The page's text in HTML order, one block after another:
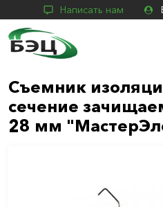
Написать нам
Съемник
сечение
28 мм